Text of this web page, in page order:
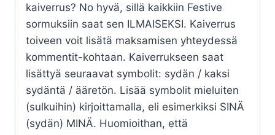
kaiverrus? No hyvä, sillä kaikkiin Festive
sormuksiin saat sen ILMAISEKSI. Kaiverrus
toiveen voit lisätä maksamisen yhteydessä
kommentit-kohtaan. Kaiverrukseen saat
lisättyä seuraavat symbolit: sydän / kaksi
sydäntä / ääretön. Lisää symbolit mieluiten
(sulkuihin) kirjoittamalla, eli esimerkiksi SINÄ
(sydän) MINÄ. Huomioithan, että